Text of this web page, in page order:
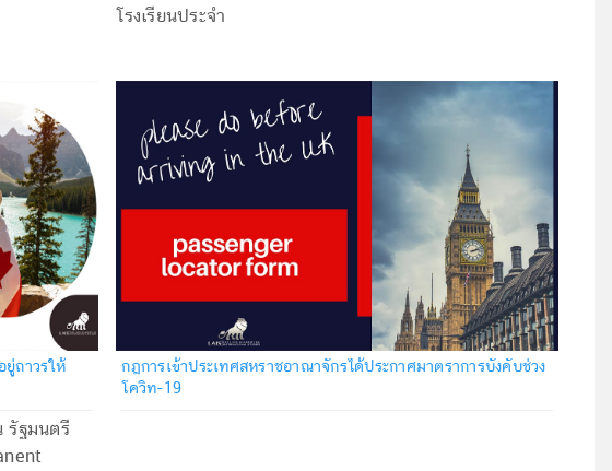
โรงเรียนประจำ
ยู่ถาวรให้
รัฐมนตรี
กฎการเข้าประเทศสหราชอาณาจักรได้ประกาศมาตราการบังคับช่วง
โควิท-19